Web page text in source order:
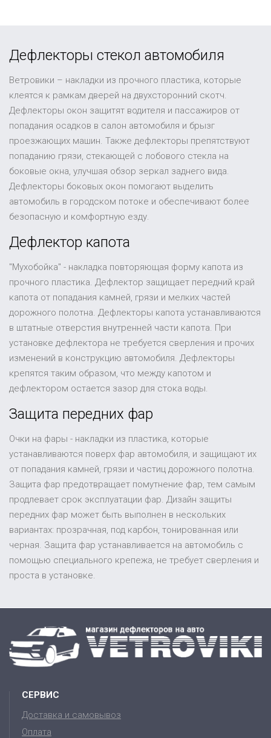
Дефлекторы стекол автомобиля
Ветровики – накладки из прочного пластика, которые
клеятся к рамкам дверей на двухсторонний скотч.
Дефлекторы окон защитят водителя и пассажиров от
попадания осадков в салон автомобиля и брызг
проезжающих машин. Также дефлекторы препятствуют
попаданию грязи, стекающей с лобового стекла на
боковые окна, улучшая обзор зеркал заднего вида.
Дефлекторы боковых окон помогают выделить
автомобиль в городском потоке и обеспечивают более
безопасную и комфортную езду.
Дефлектор капота
"Мухобойка" - накладка повторяющая форму капота из
прочного пластика. Дефлектор защищает передний край
капота от попадания камней, грязи и мелких частей
дорожного полотна. Дефлекторы капота устанавливаются
в штатные отверстия внутренней части капота. При
установке дефлектора не требуется сверления и прочих
изменений в конструкцию автомобиля. Дефлекторы
крепятся таким образом, что между капотом и
дефлектором остается зазор для стока воды.
Защита передних фар
Очки на фары - накладки из пластика, которые
устанавливаются поверх фар автомобиля, и защищают их
от попадания камней, грязи и частиц дорожного полотна.
Защита фар предотвращает помутнение фар, тем самым
продлевает срок эксплуатации фар. Дизайн защиты
передних фар может быть выполнен в нескольких
вариантах: прозрачная, под карбон, тонированная или
черная. Защита фар устанавливается на автомобиль с
помощью специального крепежа, не требует сверления и
проста в установке.
СЕРВИС
Доставка и самовывоз
Оплата